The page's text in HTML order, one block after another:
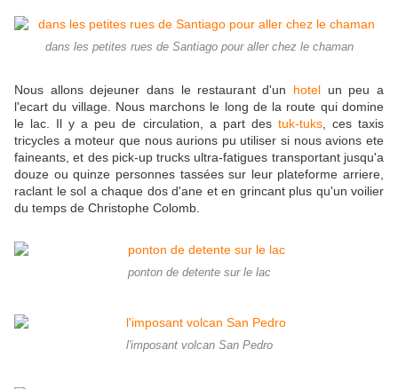
dans les petites rues de Santiago pour aller chez le chaman
Nous allons dejeuner dans le restaurant d'un hotelun peu a
l'ecart du village. Nous marchons le long de la route qui domine
le lac. Il y a peu de circulation, a part des tuk-tuks, ces taxis
tricycles a moteur que nous aurions pu utiliser si nous avions ete
faineants, et des pick-up trucks ultra-fatigues transportant jusqu'a
douze ou quinze personnes tassées sur leur plateforme arriere,
raclant le sol a chaque dos d'ane et en grincant plus qu'un voilier
du temps de Christophe Colomb.
ponton de detente sur le lac
l'imposant volcan San Pedro